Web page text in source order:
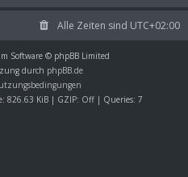
Alle Zeiten sind UTC+02:00
Software © phpBB Limited
durch phpBB.de
826.63 KiB | GZIP: Off | Queries: 7